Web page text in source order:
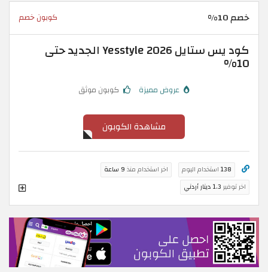
خصم 10% كوبون خصم
كود يس ستايل Yesstyle 2026 الجديد حتى
10%
عروض مميزة كوبون موثق
مشاهدة الكوبون
138 استخدام اليوم اخر استخدام منذ 9 ساعة
اخر توفير 1.3 دينار أردني